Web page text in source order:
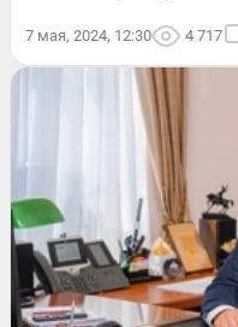
7 мая, 2024, 12:30 4 717